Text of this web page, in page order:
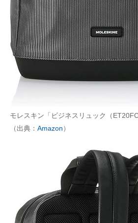
モレスキン「ビジネスリュック（
（出典： Amazon）